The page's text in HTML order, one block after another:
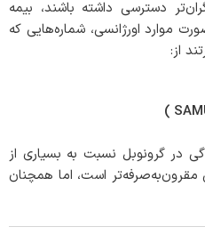
دسترسی داشته باشند، بیمه
موارد اورژانسی، شماره‌هایی که
از:
در گرونوبل نسبت به بسیاری از
مقرون‌به‌صرفه‌تر است، اما همچنان